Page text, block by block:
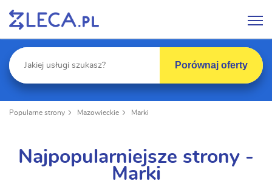
Porównaj oferty
Popularne strony Mazowieckie Marki
Najpopularniejsze strony -
Marki